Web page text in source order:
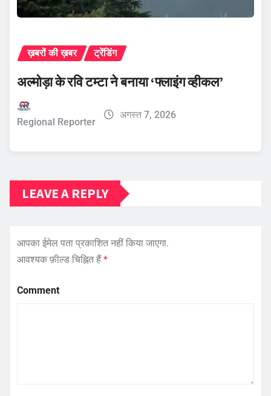
ख़बरों की ख़बर ट्रेंडिंग
अल्मोड़ा के रवि टम्टा ने बनाया ‘फ्लाइंग व्हीकल’
Regional Reporter
अगस्त 7, 2026
LEAVE A REPLY
आपका ईमेल पता प्रकाशित नहीं किया जाएगा.
आवश्यक फ़ील्ड चिह्नित हैं *
Comment